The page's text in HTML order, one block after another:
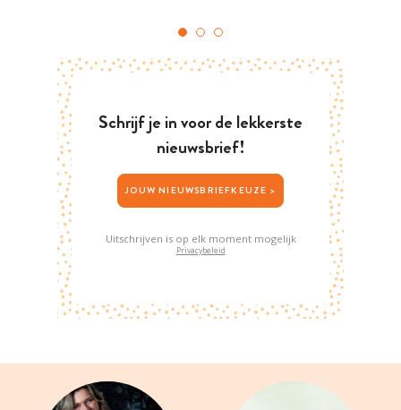
Schrijf je in voor de lekkerste
nieuwsbrief!
JOUW NIEUWSBRIEFKEUZE >
Uitschrijven is op elk moment mogelijk
Privacybeleid